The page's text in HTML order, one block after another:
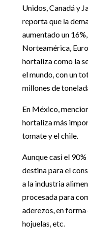
Unidos, Canadá y
reporta que la
aumentado un
Norteamérica,
hortaliza como la
el mundo, con un
millones de
En México,
hortaliza más
tomate y el chile.
Aunque casi el
destina para el
a la industria
procesada para
aderezos, en
hojuelas, etc.